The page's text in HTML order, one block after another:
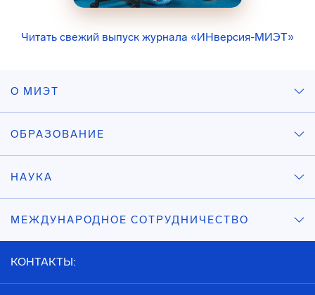
Читать свежий выпуск журнала «ИНверсия-МИЭТ»
О МИЭТ
ОБРАЗОВАНИЕ
НАУКА
МЕЖДУНАРОДНОЕ СОТРУДНИЧЕСТВО
КОНТАКТЫ: